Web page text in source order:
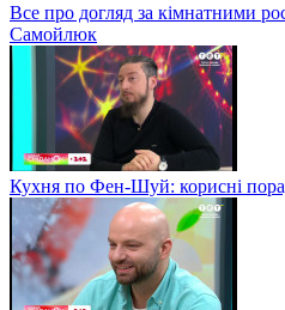
Все про догляд за кімнатними
Самойлюк
Кухня по Фен-Шуй: корисні